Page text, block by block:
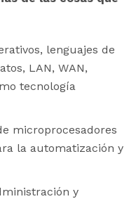
lenguajes de
LAN, WAN,
tecnología
microprocesadores
la automatización y
y